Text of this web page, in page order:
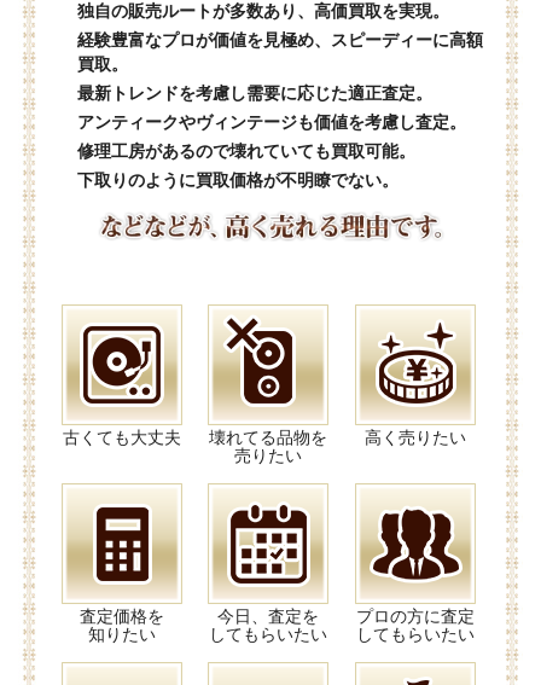
独自の販売ルートが多数あり、高価買取を実現。
経験豊富なプロが価値を見極め、スピーディーに高額
買取。
最新トレンドを考慮し需要に応じた適正査定。
アンティークやヴィンテージも価値を考慮し査定。
修理工房があるので壊れていても買取可能。
下取りのように買取価格が不明瞭でない。
古くても大丈夫
壊れてる品物を
売りたい
高く売りたい
査定価格を
知りたい
今日、査定を
してもらいたい
プロの方に査定
してもらいたい